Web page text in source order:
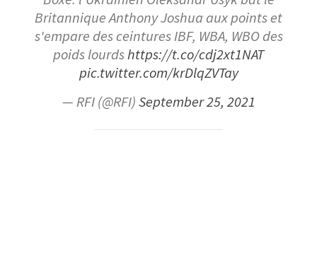
Britannique Anthony Joshua aux points et
s'empare des ceintures IBF, WBA, WBO des
poids lourdshttps://t.co/cdj2xt1NAT
pic.twitter.com/krDlqZVTay
— RFI (@RFI)September 25, 2021